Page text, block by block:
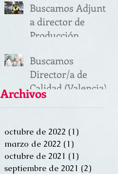
Buscamos Adjunto
a director de
Producción
Buscamos
Director/a de
Calidad (Valencia)
Archivos
octubre de 2022 (1)
marzo de 2022 (1)
octubre de 2021 (1)
septiembre de 2021 (2)